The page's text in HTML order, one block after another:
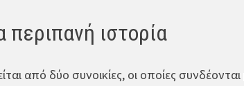
περιπανή ιστορία
από δύο συνοικίες, οι οποίες